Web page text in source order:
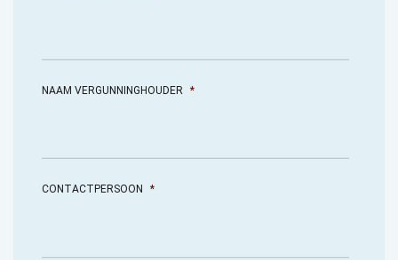
NAAM VERGUNNINGHOUDER *
CONTACTPERSOON *